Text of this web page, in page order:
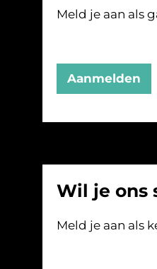
Meld je aan als
Aanmelden
Wil je ons
Meld je aan als